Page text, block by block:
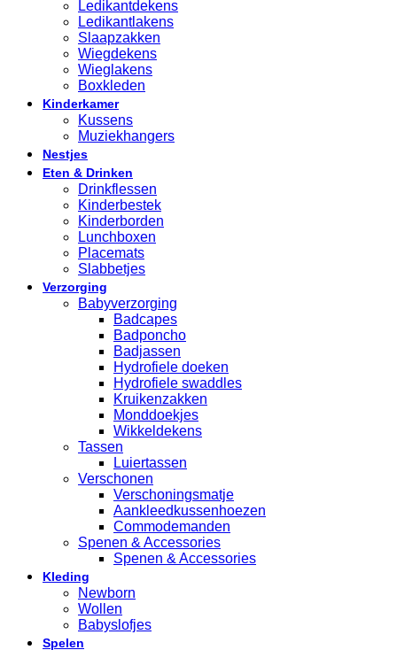
Ledikantdekens
Ledikantlakens
Slaapzakken
Wiegdekens
Wieglakens
Boxkleden
Kinderkamer
Kussens
Muziekhangers
Nestjes
Eten & Drinken
Drinkflessen
Kinderbestek
Kinderborden
Lunchboxen
Placemats
Slabbetjes
Verzorging
Babyverzorging
Badcapes
Badponcho
Badjassen
Hydrofiele doeken
Hydrofiele swaddles
Kruikenzakken
Monddoekjes
Wikkeldekens
Tassen
Luiertassen
Verschonen
Verschoningsmatje
Aankleedkussenhoezen
Commodemanden
Spenen & Accessories
Spenen & Accessories
Kleding
Newborn
Wollen
Babyslofjes
Spelen